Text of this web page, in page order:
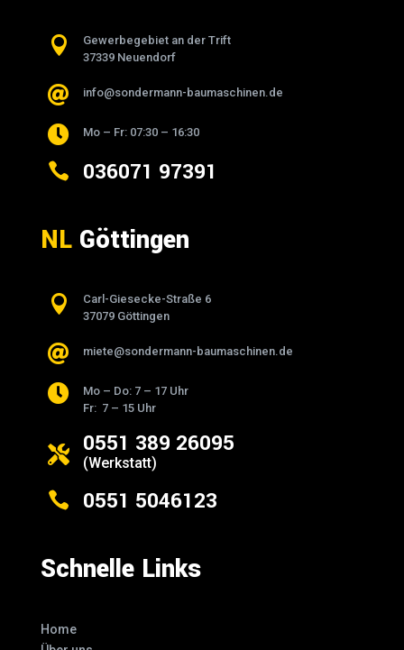

Gewerbegebiet an der Trift
37339 Neuendorf
 info@sondermann-baumaschinen.de
 Mo – Fr: 07:30 – 16:30
 036071 97391
NLGöttingen

Carl-Giesecke-Straße 6
37079 Göttingen
 miete@sondermann-baumaschinen.de

Mo – Do: 7 – 17 Uhr
Fr: 7 – 15 Uhr
 0551 389 26095
(Werkstatt)
 0551 5046123
Schnelle Links
Home